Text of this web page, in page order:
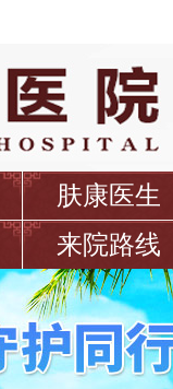
肤康医生
来院路线